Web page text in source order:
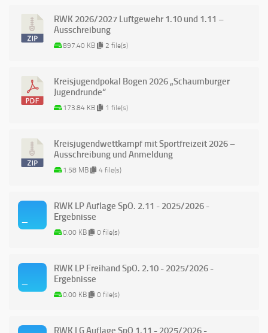
RWK 2026/2027 Luftgewehr 1.10 und 1.11 –
Ausschreibung
897.40 KB 2 file(s)
Kreisjugendpokal Bogen 2026 „Schaumburger
Jugendrunde“
173.84 KB 1 file(s)
Kreisjugendwettkampf mit Sportfreizeit 2026 –
Ausschreibung und Anmeldung
1.58 MB 4 file(s)
RWK LP Auflage SpO. 2.11 - 2025/2026 -
Ergebnisse
0.00 KB 0 file(s)
RWK LP Freihand SpO. 2.10 - 2025/2026 -
Ergebnisse
0.00 KB 0 file(s)